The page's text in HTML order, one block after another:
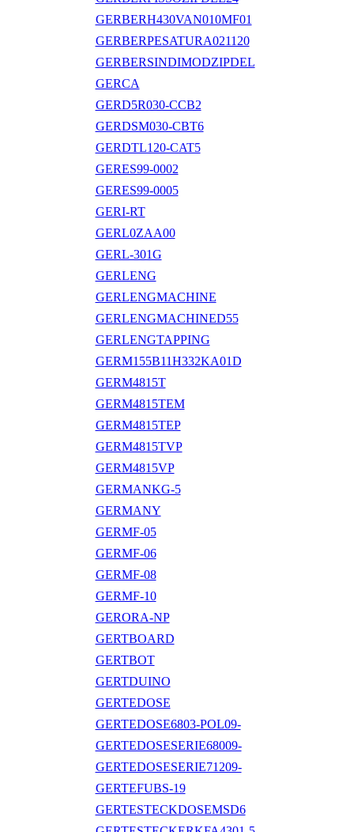
GERBERH430VAN010MF01
GERBERPESATURA021120
GERBERSINDIMODZIPDEL
GERCA
GERD5R030-CCB2
GERDSM030-CBT6
GERDTL120-CAT5
GERES99-0002
GERES99-0005
GERI-RT
GERL0ZAA00
GERL-301G
GERLENG
GERLENGMACHINE
GERLENGMACHINED55
GERLENGTAPPING
GERM155B11H332KA01D
GERM4815T
GERM4815TEM
GERM4815TEP
GERM4815TVP
GERM4815VP
GERMANKG-5
GERMANY
GERMF-05
GERMF-06
GERMF-08
GERMF-10
GERORA-NP
GERTBOARD
GERTBOT
GERTDUINO
GERTEDOSE
GERTEDOSE6803-POL09-
GERTEDOSESERIE68009-
GERTEDOSESERIE71209-
GERTEFUBS-19
GERTESTECKDOSEMSD6